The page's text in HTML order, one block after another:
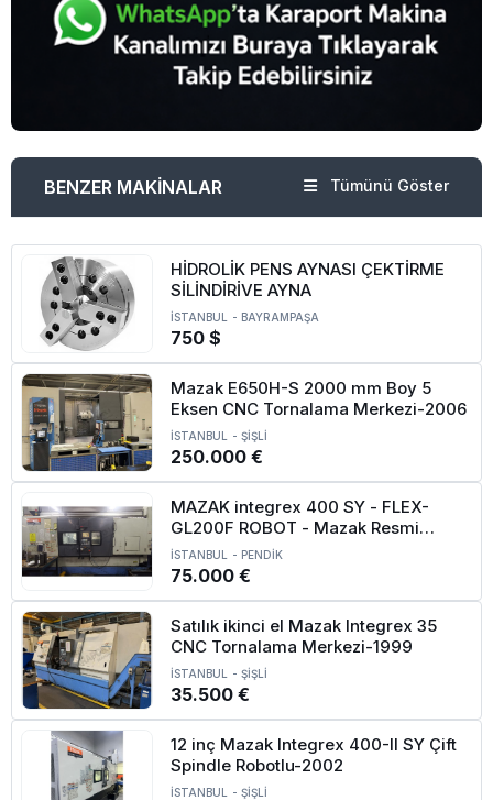
BENZER MAKİNALAR Tümünü Göster
HİDROLİK PENS AYNASI ÇEKTİRME
SİLİNDİRİVE AYNA
İSTANBUL - BAYRAMPAŞA
750 $
Mazak E650H-S 2000 mm Boy 5
Eksen CNC Tornalama Merkezi-2006
İSTANBUL - ŞİŞLİ
250.000 €
MAZAK integrex 400 SY - FLEX-
GL200F ROBOT - Mazak Resmi
Kayıtlı
İSTANBUL - PENDİK
75.000 €
Satılık ikinci el Mazak Integrex 35
CNC Tornalama Merkezi-1999
İSTANBUL - ŞİŞLİ
35.500 €
12 inç Mazak Integrex 400-II SY Çift
Spindle Robotlu-2002
İSTANBUL - ŞİŞLİ